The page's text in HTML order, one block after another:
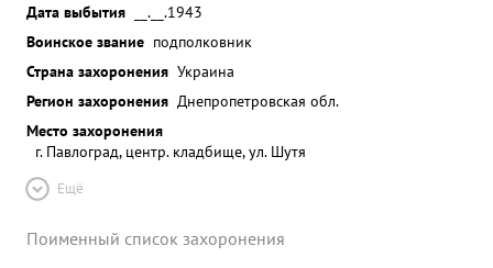
Дата выбытия
__.__.1943
Воинское звание подполковник
Страна захоронения Украина
Регион захоронения Днепропетровская обл.
Место захоронения
г. Павлоград, центр. кладбище, ул. Шутя
Ещё
Поименный список захоронения